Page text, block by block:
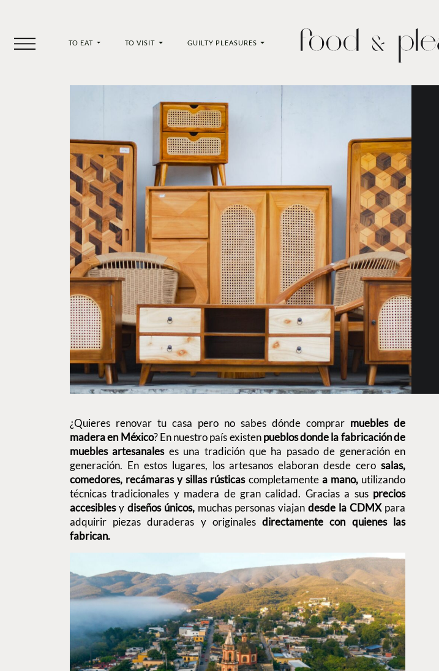
TO EAT TO VISIT GUILTY PLEASURES
¿Quieres renovar tu casa pero no sabes dónde comprar muebles de
madera en México? En nuestro país existenpueblos donde la fabricación de
muebles artesanales es una tradición que ha pasado de generación en
generación. En estos lugares, los artesanos elaboran desde cero salas,
comedores, recámaras y sillas rústicas completamente a mano,utilizando
técnicas tradicionales y madera de gran calidad. Gracias a sus precios
accesiblesydiseños únicos,muchas personas viajandesde la CDMXpara
adquirir piezas duraderas y originalesdirectamente con quienes las
fabrican.